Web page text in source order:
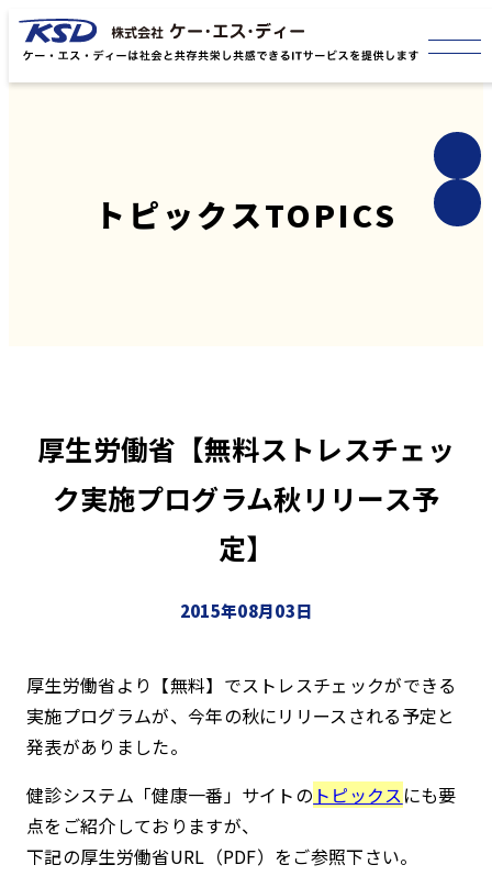
トピックスTOPICS
厚生労働省【無料ストレスチェッ
ク実施プログラム秋リリース予
定】
2015年08月03日
厚生労働省より【無料】でストレスチェックができる
実施プログラムが、今年の秋にリリースされる予定と
発表がありました。
健診システム「健康一番」サイトの トピックス にも要
点をご紹介しておりますが、
下記の厚生労働省URL（PDF）をご参照下さい。